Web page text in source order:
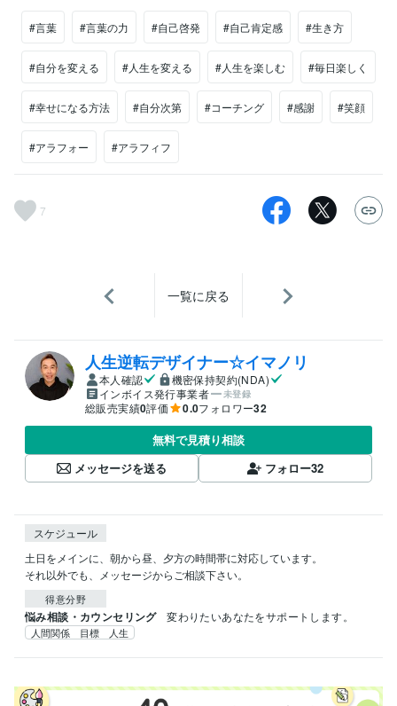
#言葉 #言葉の力 #自己啓発 #自己肯定感 #生き方
#自分を変える #人生を変える #人生を楽しむ #毎日楽しく
#幸せになる方法 #自分次第 #コーチング #感謝 #笑顔
#アラフォー #アラフィフ
7
一覧に戻る
人生逆転デザイナー☆イマノリ
本人確認
機密保持契約(NDA)
インボイス発行事業者
未登録
総販売実績0評価 0.0フォロワー32
無料で見積り相談
メッセージを送る
フォロー32
スケジュール
土日をメインに、朝から昼、夕方の時間帯に対応しています。
それ以外でも、メッセージからご相談下さい。
得意分野
悩み相談・カウンセリング 変わりたいあなたをサポートします。
人間関係 目標 人生